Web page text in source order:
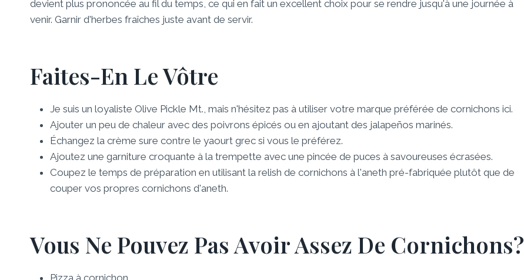
devient plus prononcée au fil du temps, ce qui en fait un excellent choix pour se rendre jusqu'à une journée à
venir. Garnir d'herbes fraîches juste avant de servir.
Faites-En Le Vôtre
Je suis un loyaliste Olive Pickle Mt., mais n'hésitez pas à utiliser votre marque préférée de cornichons ici.
Ajouter un peu de chaleur avec des poivrons épicés ou en ajoutant des jalapeños marinés.
Échangez la crème sure contre le yaourt grec si vous le préférez.
Ajoutez une garniture croquante à la trempette avec une pincée de puces à savoureuses écrasées.
Coupez le temps de préparation en utilisant la relish de cornichons à l'aneth pré-fabriquée plutôt que de
couper vos propres cornichons d'aneth.
Vous Ne Pouvez Pas Avoir Assez De Cornichons?
Pizza à cornichon